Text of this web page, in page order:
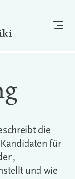
die
für
und wie